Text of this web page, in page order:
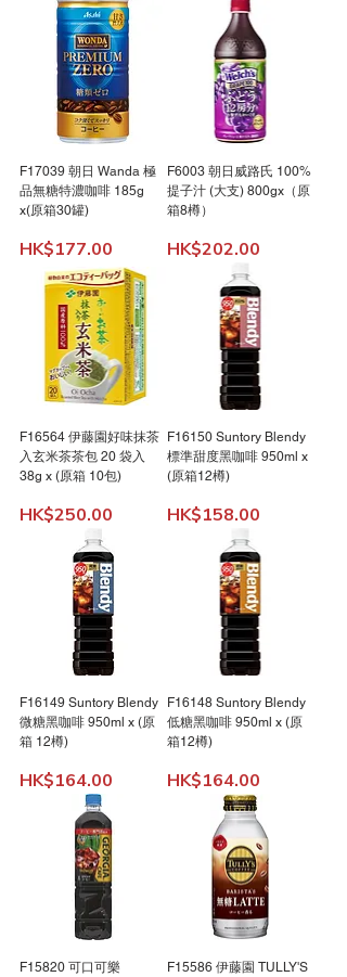
F17039 朝日 Wanda 極
品無糖特濃咖啡 185g
x(原箱30罐)
Price
HK$177.00
F6003 朝日威路氏 100%
提子汁 (大支) 800gx（原
箱8樽）
Price
HK$202.00
F16564 伊藤園好味抹茶
入玄米茶茶包 20 袋入
38g x (原箱 10包)
Price
HK$250.00
F16150 Suntory Blendy
標準甜度黑咖啡 950ml x
(原箱12樽)
Price
HK$158.00
F16149 Suntory Blendy
微糖黑咖啡 950ml x (原
箱 12樽)
Price
HK$164.00
F16148 Suntory Blendy
低糖黑咖啡 950ml x (原
箱12樽)
Price
HK$164.00
F15820 可口可樂
F15586 伊藤園 TULLY'S